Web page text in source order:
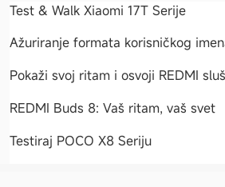
Test & Walk Xiaomi 17T Serije
Ažuriranje formata korisničkog
Pokaži svoj ritam i osvoji REDMI
REDMI Buds 8: Vaš ritam, vaš svet
Testiraj POCO X8 Seriju